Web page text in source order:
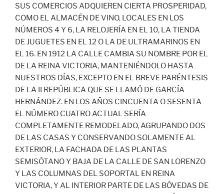
SUS COMERCIOS ADQUIEREN CIERTA PROSPERIDAD,
COMO EL ALMACÉN DE VINO, LOCALES EN LOS
NÚMEROS 4 Y 6, LA RELOJERÍA EN EL 10, LA TIENDA
DE JUGUETES EN EL 12 O LA DE ULTRAMARINOS EN
EL 16. EN 1912 LA CALLE CAMBIA SU NOMBRE POR EL
DE LA REINA VICTORIA, MANTENIÉNDOLO HASTA
NUESTROS DÍAS, EXCEPTO EN EL BREVE PARÉNTESIS
DE LA II REPÚBLICA QUE SE LLAMÓ DE GARCÍA
HERNÁNDEZ. EN LOS AÑOS CINCUENTA O SESENTA
EL NÚMERO CUATRO ACTUAL SERÍA
COMPLETAMENTE REMODELADO, AGRUPANDO DOS
DE LAS CASAS Y CONSERVANDO SOLAMENTE AL
EXTERIOR, LA FACHADA DE LAS PLANTAS
SEMISÓTANO Y BAJA DE LA CALLE DE SAN LORENZO
Y LAS COLUMNAS DEL SOPORTAL EN REINA
VICTORIA, Y AL INTERIOR PARTE DE LAS BÓVEDAS DE